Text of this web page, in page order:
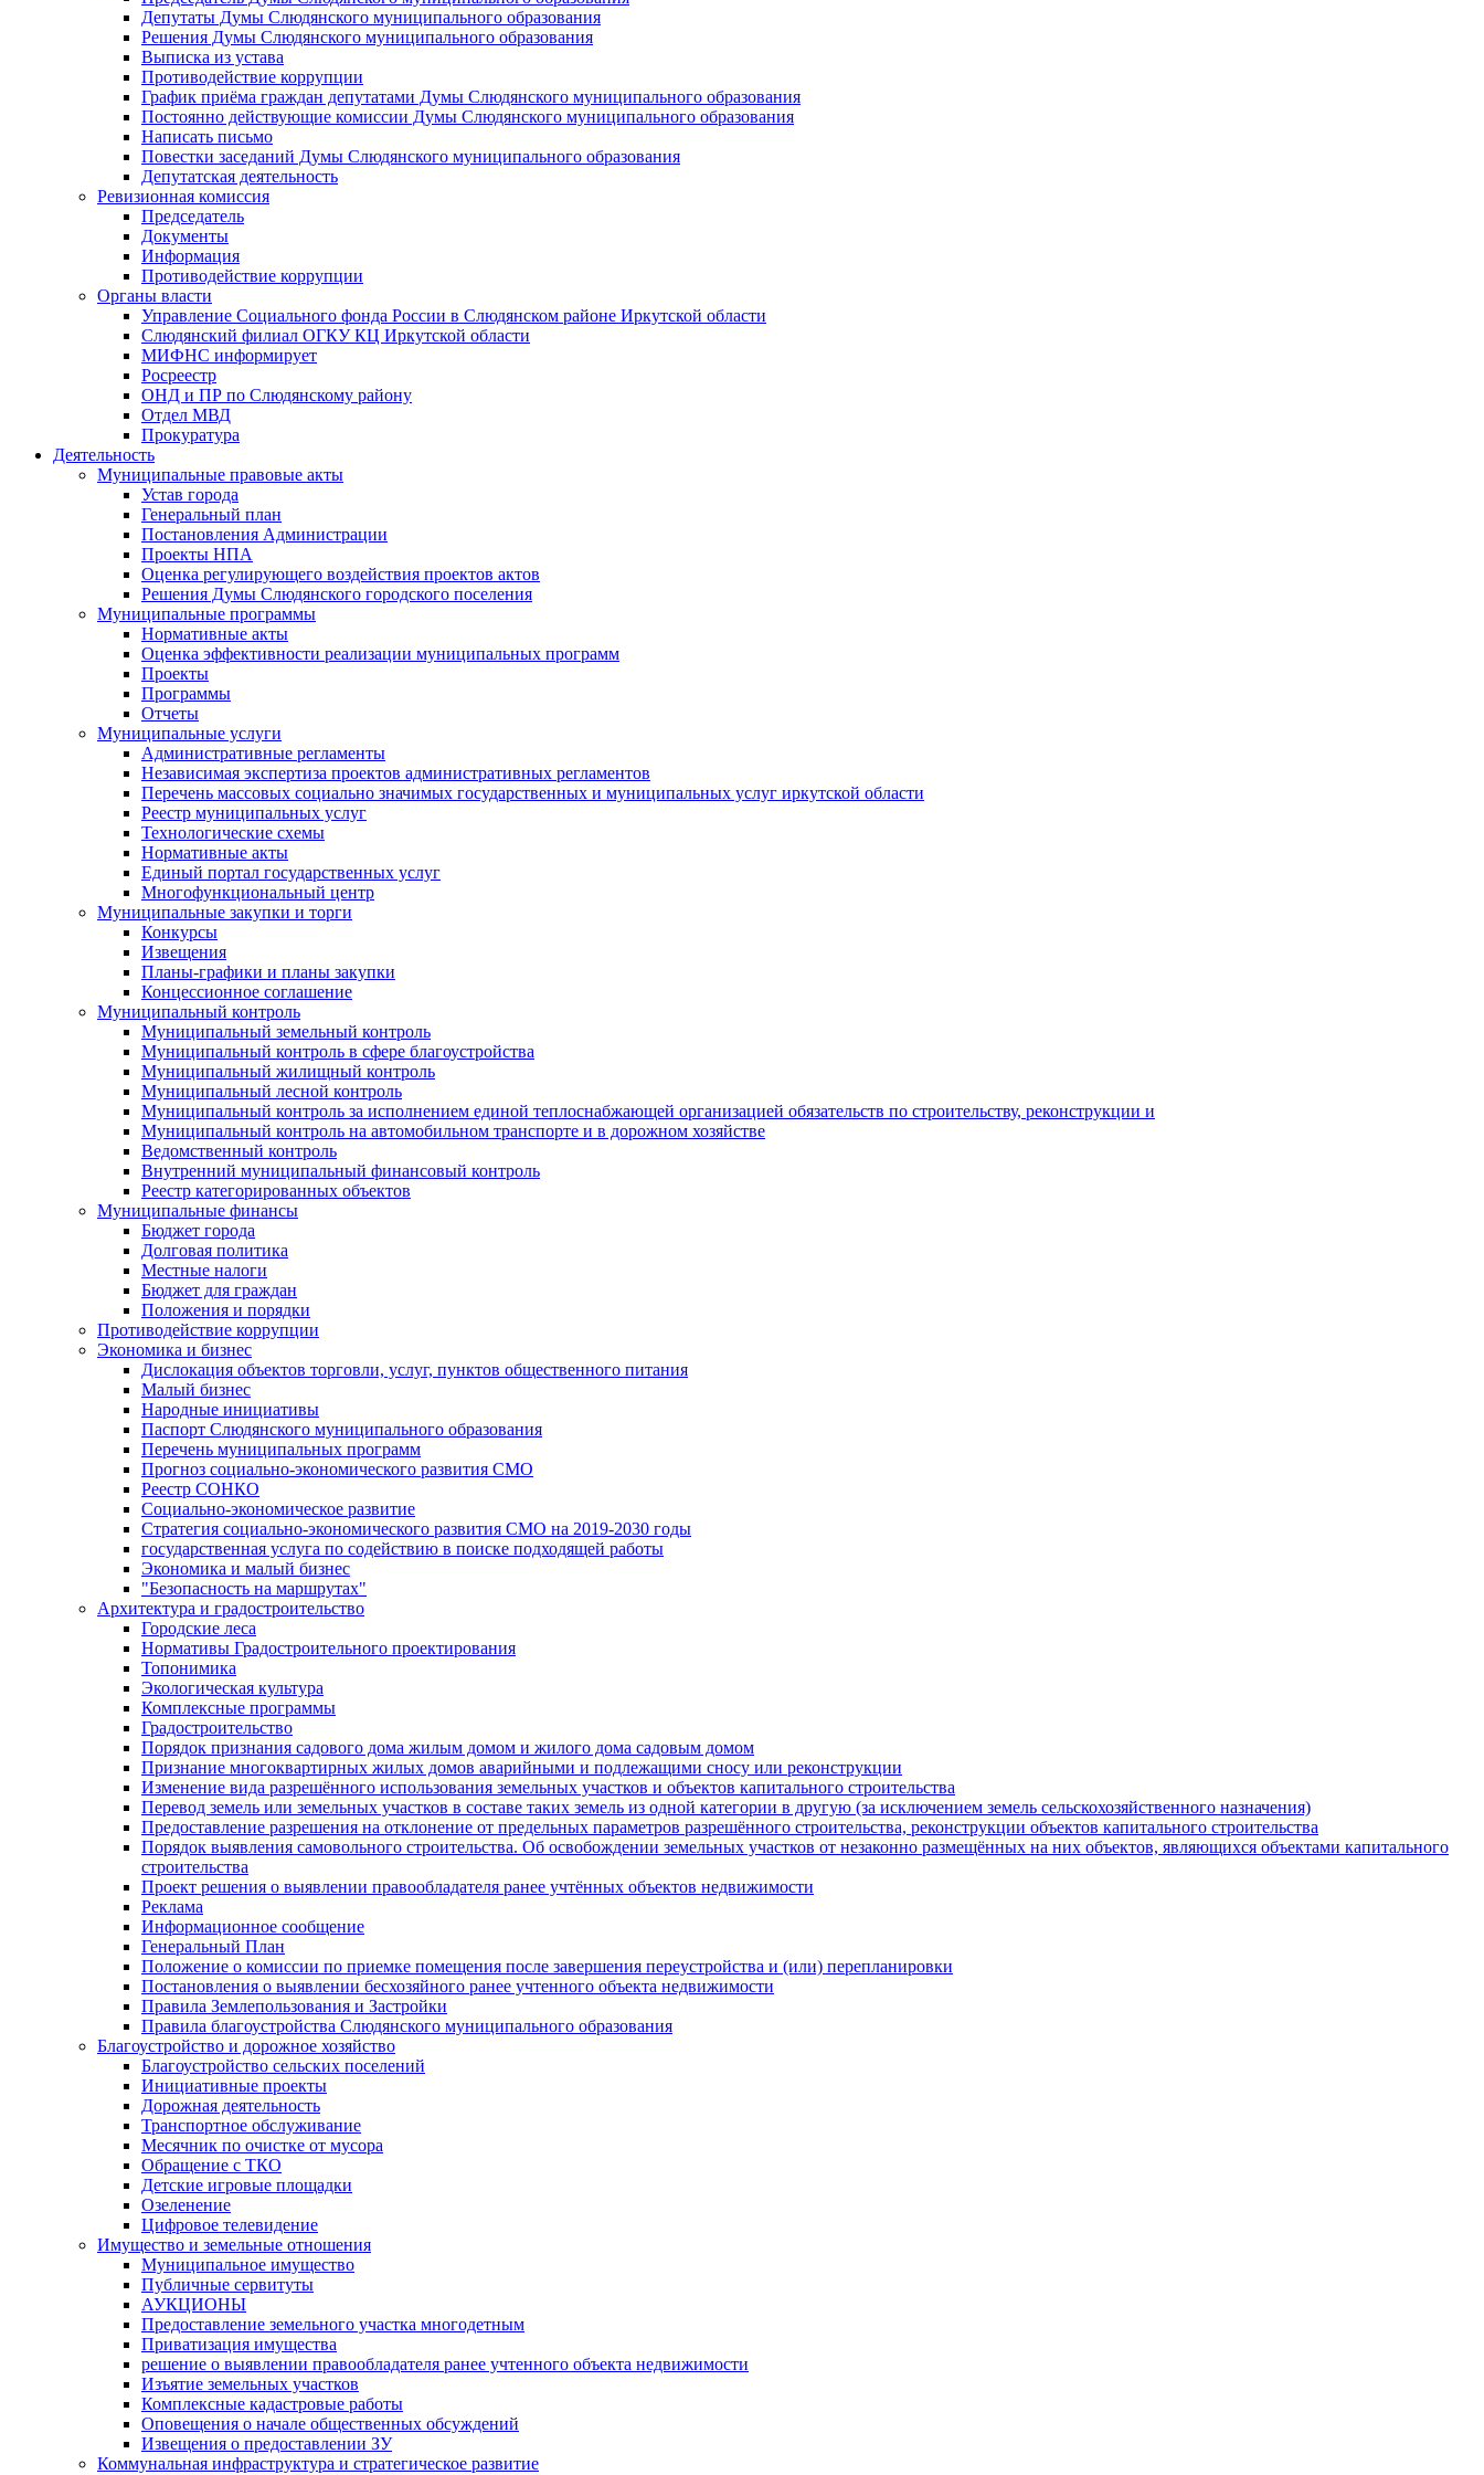
Депутаты Думы Слюдянского муниципального образования
Решения Думы Слюдянского муниципального образования
Выписка из устава
Противодействие коррупции
График приёма граждан депутатами Думы Слюдянского муниципального образования
Постоянно действующие комиссии Думы Слюдянского муниципального образования
Написать письмо
Повестки заседаний Думы Слюдянского муниципального образования
Депутатская деятельность
Ревизионная комиссия
Председатель
Документы
Информация
Противодействие коррупции
Органы власти
Управление Социального фонда России в Слюдянском районе Иркутской области
Слюдянский филиал ОГКУ КЦ Иркутской области
МИФНС информирует
Росреестр
ОНД и ПР по Слюдянскому району
Отдел МВД
Прокуратура
Деятельность
Муниципальные правовые акты
Устав города
Генеральный план
Постановления Администрации
Проекты НПА
Оценка регулирующего воздействия проектов актов
Решения Думы Слюдянского городского поселения
Муниципальные программы
Нормативные акты
Оценка эффективности реализации муниципальных программ
Проекты
Программы
Отчеты
Муниципальные услуги
Административные регламенты
Независимая экспертиза проектов административных регламентов
Перечень массовых социально значимых государственных и муниципальных услуг иркутской области
Реестр муниципальных услуг
Технологические схемы
Нормативные акты
Единый портал государственных услуг
Многофункциональный центр
Муниципальные закупки и торги
Конкурсы
Извещения
Планы-графики и планы закупки
Концессионное соглашение
Муниципальный контроль
Муниципальный земельный контроль
Муниципальный контроль в сфере благоустройства
Муниципальный жилищный контроль
Муниципальный лесной контроль
Муниципальный контроль за исполнением единой теплоснабжающей организацией обязательств по строительству, реконструкции и
Муниципальный контроль на автомобильном транспорте и в дорожном хозяйстве
Ведомственный контроль
Внутренний муниципальный финансовый контроль
Реестр категорированных объектов
Муниципальные финансы
Бюджет города
Долговая политика
Местные налоги
Бюджет для граждан
Положения и порядки
Противодействие коррупции
Экономика и бизнес
Дислокация объектов торговли, услуг, пунктов общественного питания
Малый бизнес
Народные инициативы
Паспорт Слюдянского муниципального образования
Перечень муниципальных программ
Прогноз социально-экономического развития СМО
Реестр СОНКО
Социально-экономическое развитие
Стратегия социально-экономического развития СМО на 2019-2030 годы
государственная услуга по содействию в поиске подходящей работы
Экономика и малый бизнес
"Безопасность на маршрутах"
Архитектура и градостроительство
Городские леса
Нормативы Градостроительного проектирования
Топонимика
Экологическая культура
Комплексные программы
Градостроительство
Порядок признания садового дома жилым домом и жилого дома садовым домом
Признание многоквартирных жилых домов аварийными и подлежащими сносу или реконструкции
Изменение вида разрешённого использования земельных участков и объектов капитального строительства
Перевод земель или земельных участков в составе таких земель из одной категории в другую (за исключением земель сельскохозяйственного назначения)
Предоставление разрешения на отклонение от предельных параметров разрешённого строительства, реконструкции объектов капитального строительства
Порядок выявления самовольного строительства. Об освобождении земельных участков от незаконно размещённых на них объектов, являющихся объектами капитального
строительства
Проект решения о выявлении правообладателя ранее учтённых объектов недвижимости
Реклама
Информационное сообщение
Генеральный План
Положение о комиссии по приемке помещения после завершения переустройства и (или) перепланировки
Постановления о выявлении бесхозяйного ранее учтенного объекта недвижимости
Правила Землепользования и Застройки
Правила благоустройства Слюдянского муниципального образования
Благоустройство и дорожное хозяйство
Благоустройство сельских поселений
Инициативные проекты
Дорожная деятельность
Транспортное обслуживание
Месячник по очистке от мусора
Обращение с ТКО
Детские игровые площадки
Озеленение
Цифровое телевидение
Имущество и земельные отношения
Муниципальное имущество
Публичные сервитуты
АУКЦИОНЫ
Предоставление земельного участка многодетным
Приватизация имущества
решение о выявлении правообладателя ранее учтенного объекта недвижимости
Изъятие земельных участков
Комплексные кадастровые работы
Оповещения о начале общественных обсуждений
Извещения о предоставлении ЗУ
Коммунальная инфраструктура и стратегическое развитие